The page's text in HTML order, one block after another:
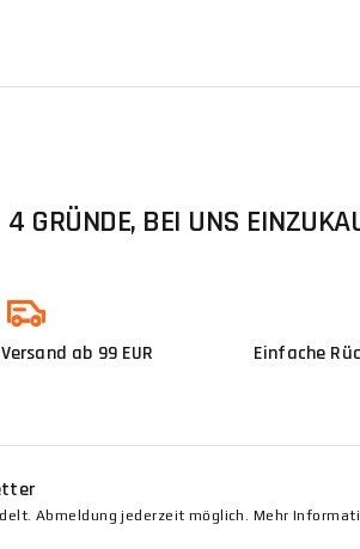
4 GRÜNDE, BEI UNS
ab 99 EUR Einfache
Abmeldung jederzeit möglich. Mehr